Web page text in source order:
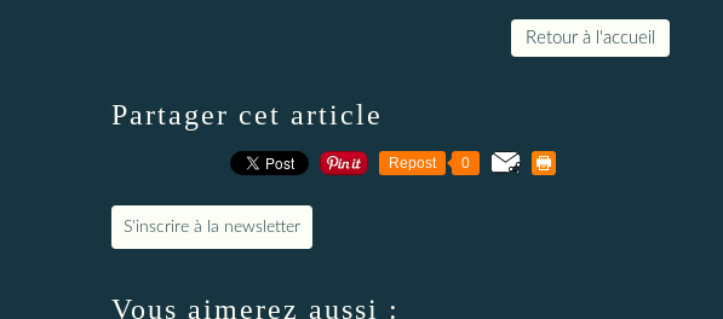
Retour à l'accueil
Partager cet article
Repost 0
S'inscrire à la newsletter
Vous aimerez aussi :